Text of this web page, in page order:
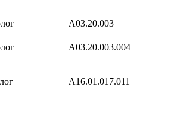
A03.20.003
A03.20.003.004
A16.01.017.011